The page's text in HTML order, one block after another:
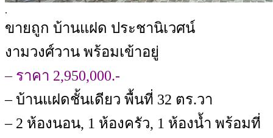
.
ขายถูก บ้านแฝด ประชานิเวศน์
งามวงศ์วาน พร้อมเข้าอยู่
– ราคา 2,950,000.-
– บ้านแฝดชั้นเดียว พื้นที่ 32 ตร.วา
– 2 ห้องนอน, 1 ห้องครัว, 1 ห้องน้ำ พร้อมที่